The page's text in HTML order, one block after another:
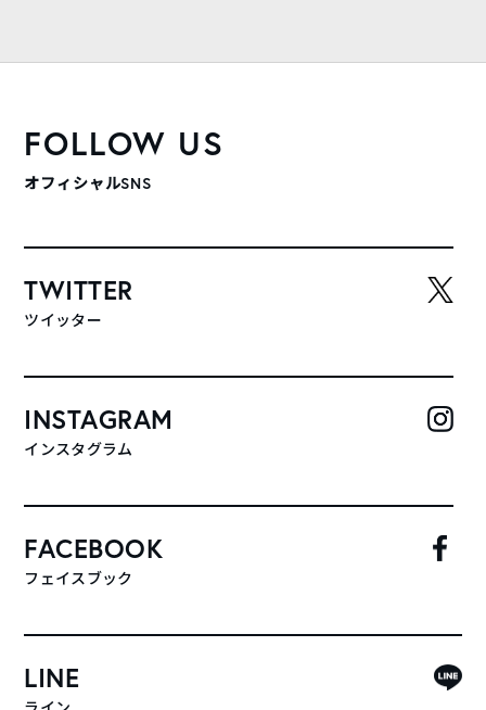
FOLLOW US
オフィシャルSNS
TWITTER
ツイッター
INSTAGRAM
インスタグラム
FACEBOOK
フェイスブック
LINE